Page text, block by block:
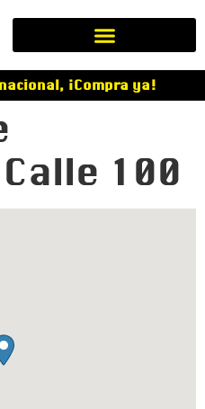
¡Compra ya!
100